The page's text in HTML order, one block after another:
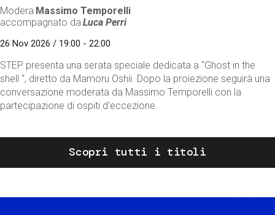
Modera Massimo Temporelli
accompagnato da Luca Perri
26 Nov 2026 / 19:00 - 22:00
STEP presenta una serata speciale dedicata a "Ghost in the
shell ", diretto da Mamoru Oshii. Dopo la proiezione seguirà una
conversazione moderata da Massimo Temporelli con la
partecipazione di ospiti d'eccezione.
Scopri tutti i titoli